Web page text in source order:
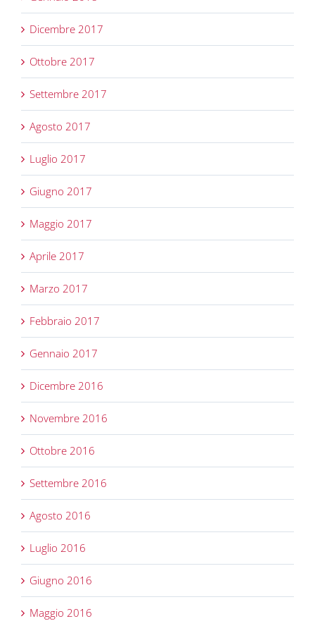
Dicembre 2017
Ottobre 2017
Settembre 2017
Agosto 2017
Luglio 2017
Giugno 2017
Maggio 2017
Aprile 2017
Marzo 2017
Febbraio 2017
Gennaio 2017
Dicembre 2016
Novembre 2016
Ottobre 2016
Settembre 2016
Agosto 2016
Luglio 2016
Giugno 2016
Maggio 2016